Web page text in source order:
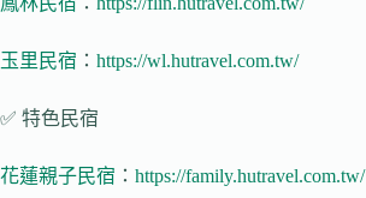
玉里民宿 ： https://wl.hutravel.com.tw/
✅ 特色民宿
花蓮親子民宿 ： https://family.hutravel.com.tw/